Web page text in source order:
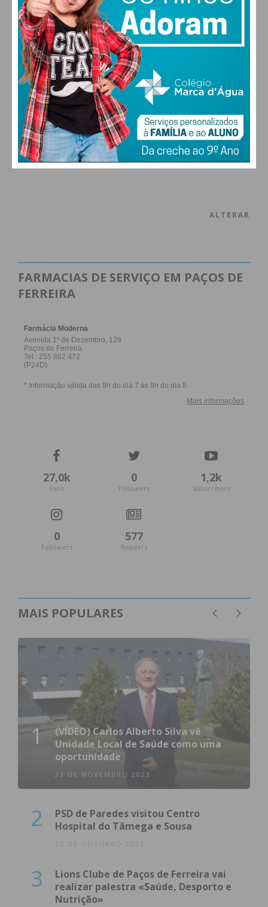
PAÇOS DE FERREIRA
19°
clear sky
MAX 19 • MIN 19
28°
SÁB
27°
DOM
29°
SEG
29°
TER
ALTERAR
FARMACIAS DE SERVIÇO EM PAÇOS DE
FERREIRA
27,0k
Fans
0
Followers
1,2k
Subscribers
0
Followers
577
Readers
MAIS POPULARES
1
(VÍDEO) Carlos Alberto Silva vê
Unidade Local de Saúde como uma
oportunidade
23 DE NOVEMBRO 2023
2
PSD de Paredes visitou Centro
Hospital do Tâmega e Sousa
23 DE OUTUBRO 2023
3
Lions Clube de Paços de Ferreira vai
realizar palestra «Saúde, Desporto e
Nutrição»